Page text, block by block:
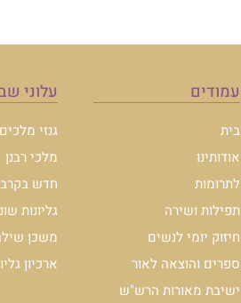
עמודים
בית
אודותינו
לתרומות
תפילות ושירה
חיזוק יומי לנשים
ספרים והוצאה לאור
ישיבת מאורות הרש"ש
עלוני
גנזי מלכים
מלכי רבנן
חדש
גליונות
משכן
ארכיון